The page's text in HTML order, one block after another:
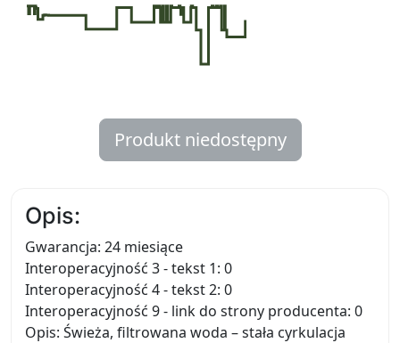
Produkt niedostępny
Opis:
Gwarancja: 24 miesiące
Interoperacyjność 3 - tekst 1: 0
Interoperacyjność 4 - tekst 2: 0
Interoperacyjność 9 - link do strony producenta: 0
Opis: Świeża, filtrowana woda – stała cyrkulacja